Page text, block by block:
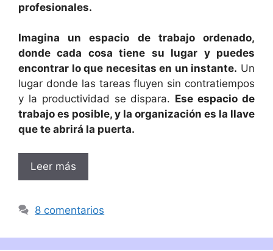
profesionales.
Imagina un espacio de trabajo ordenado,
donde cada cosa tiene su lugar y puedes
encontrar lo que necesitas en un instante. Un
lugar donde las tareas fluyen sin contratiempos
y la productividad se dispara. Ese espacio de
trabajo es posible, y la organización es la llave
que te abrirá la puerta.
Leer más
8 comentarios